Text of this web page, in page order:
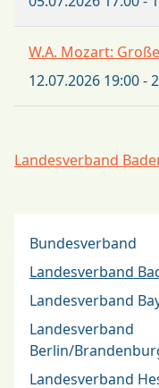
W.A. Mozart:
12.07.2026 19:00-
Landesverband
Bundesverband
Landesverband
Landesverband
Landesverband
Berlin/
Landesverband